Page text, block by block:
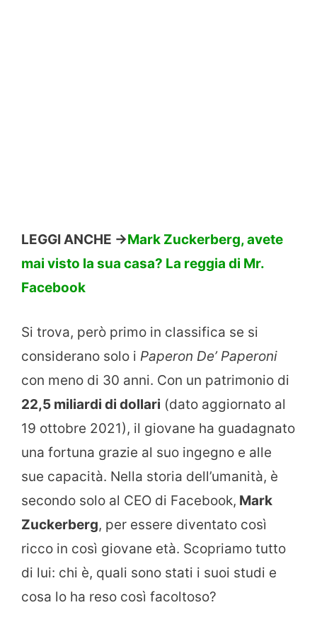
LEGGI ANCHE ->Mark Zuckerberg, avete
mai visto la sua casa? La reggia di Mr.
Facebook
Si trova, però primo in classifica se si
considerano solo i Paperon De’ Paperoni
con meno di 30 anni. Con un patrimonio di
22,5 miliardi di dollari (dato aggiornato al
19 ottobre 2021), il giovane ha guadagnato
una fortuna grazie al suo ingegno e alle
sue capacità. Nella storia dell’umanità, è
secondo solo al CEO di Facebook, Mark
Zuckerberg, per essere diventato così
ricco in così giovane età. Scopriamo tutto
di lui: chi è, quali sono stati i suoi studi e
cosa lo ha reso così facoltoso?